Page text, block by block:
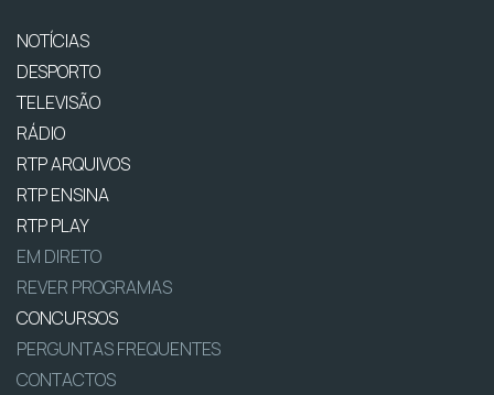
NOTÍCIAS
DESPORTO
TELEVISÃO
RÁDIO
RTP ARQUIVOS
RTP ENSINA
RTP PLAY
EM DIRETO
REVER PROGRAMAS
CONCURSOS
PERGUNTAS FREQUENTES
CONTACTOS